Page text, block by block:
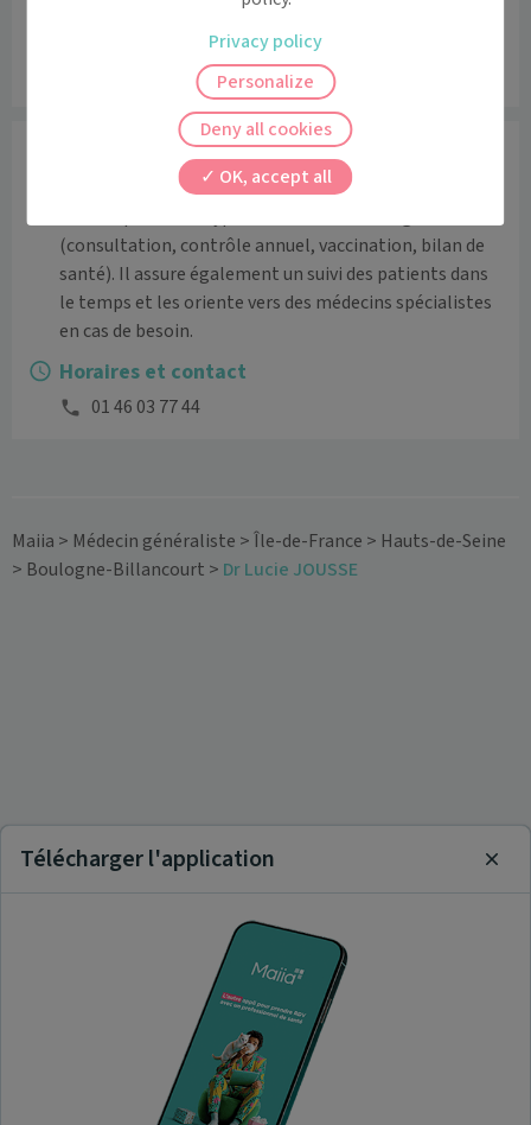
Leaflet|© OpenStreetMap
Informations
Le médecin généraliste accueille les enfants et les
(consultation, contrôle annuel, vaccination, bilan de
santé). Il assure également un suivi des patients dans
le temps et les oriente vers des médecins spécialistes
en cas de besoin.
Horaires et contact
01 46 03 77 44
Maiia > Médecin généraliste >Île-de-France > Hauts-de-Seine
> Boulogne-Billancourt > Dr Lucie JOUSSE
Télécharger l'application
OK, accept all
Deny all cookies
Personalize
Privacy policy